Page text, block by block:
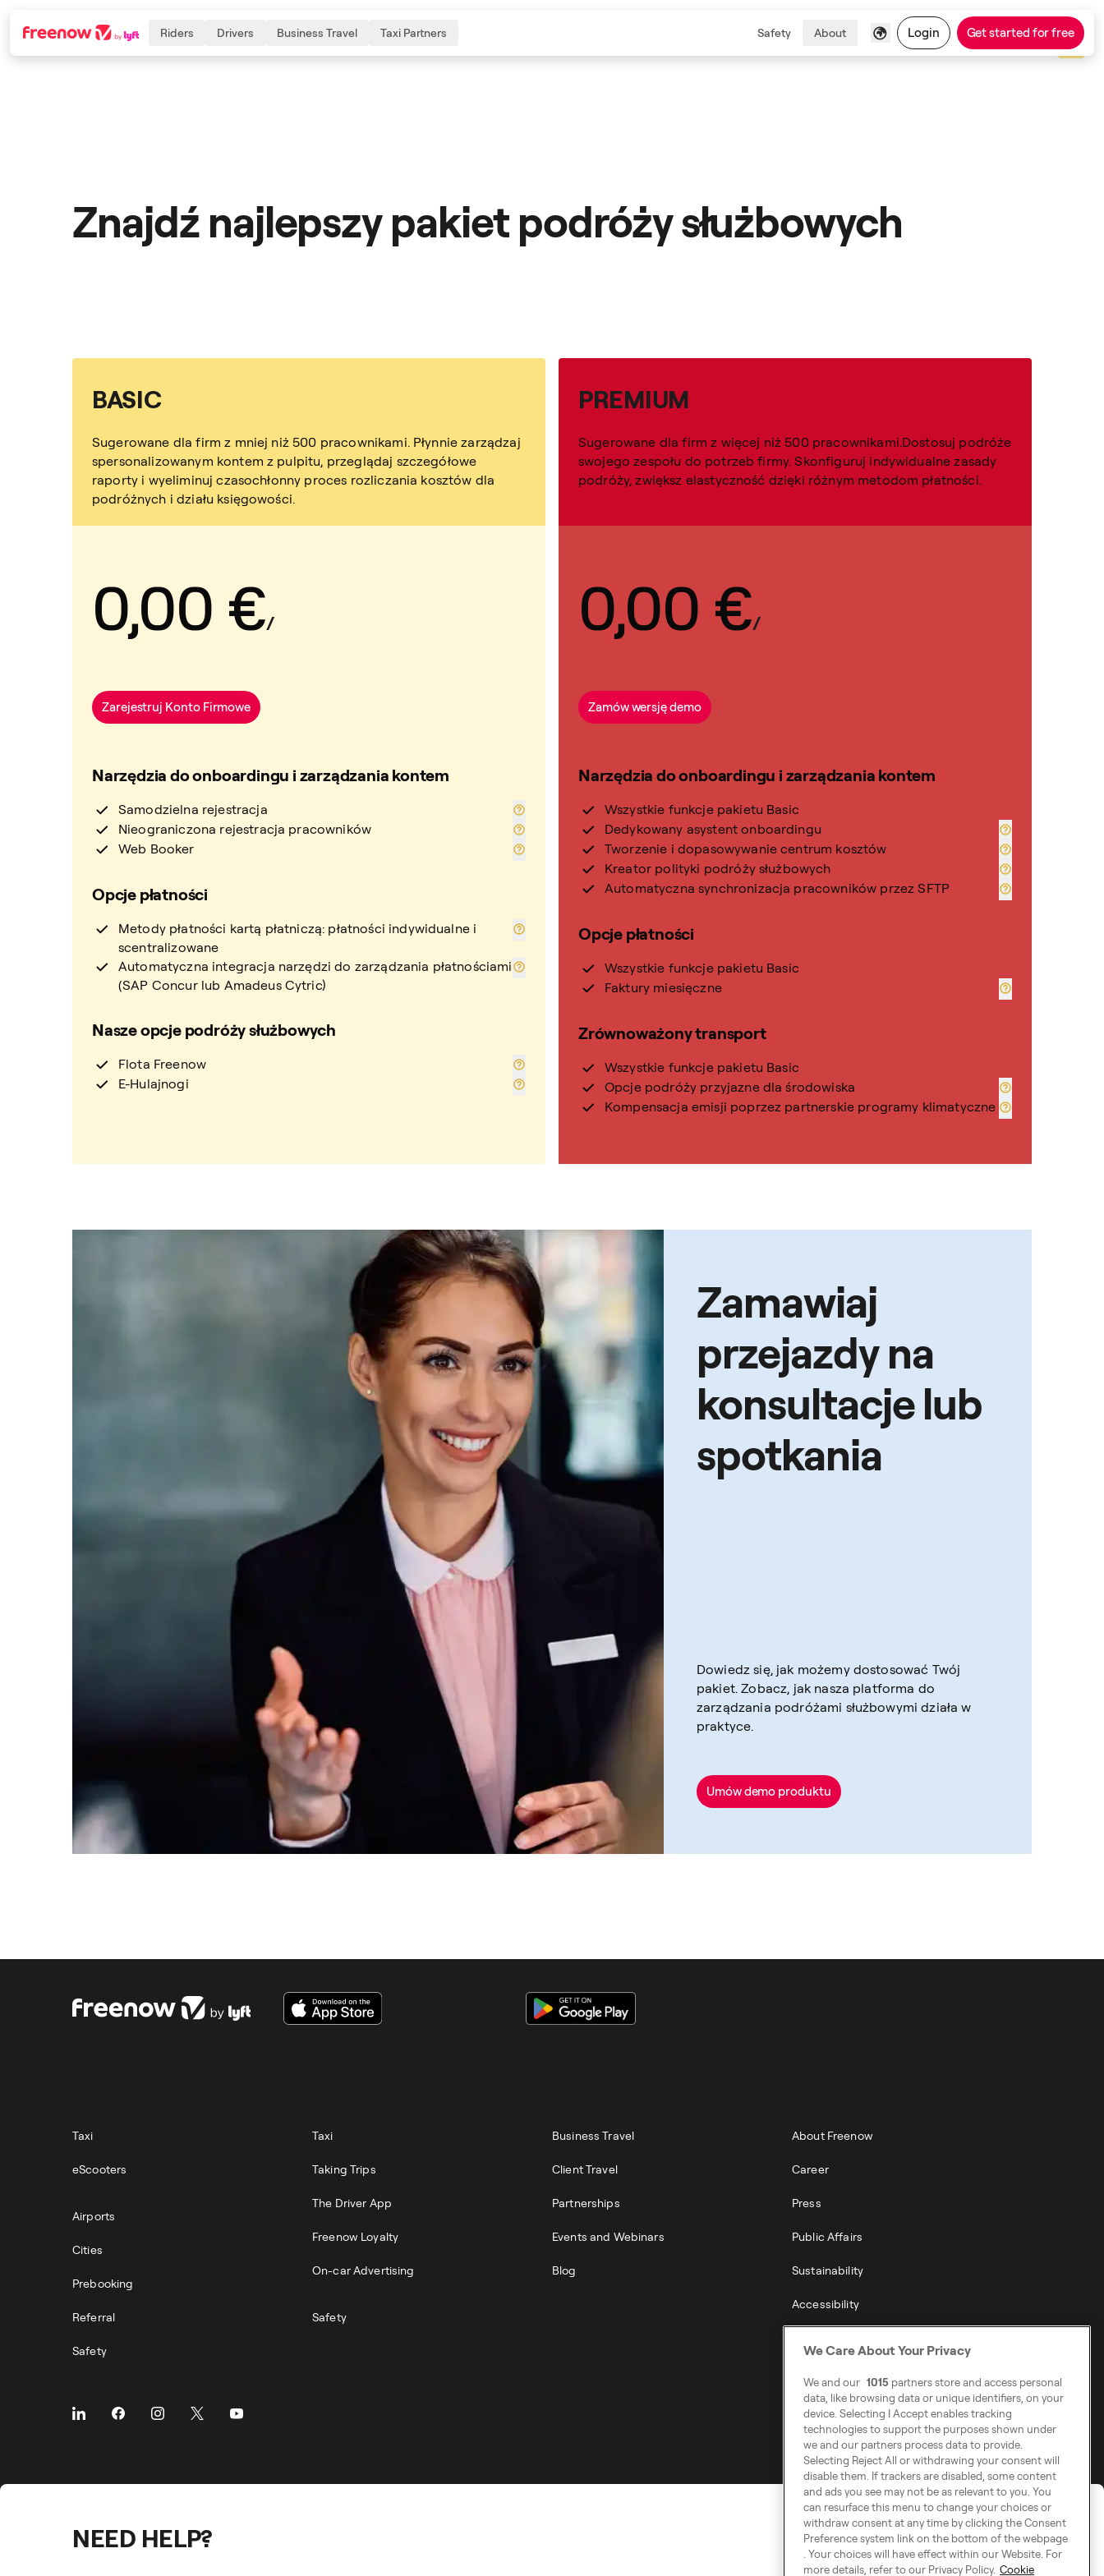
Riders Drivers Business Travel Taxi Partners Safety About Login Get started for free
Znajdź najlepszy pakiet podróży służbowych
BASIC
Sugerowane dla firm z mniej niż 500 pracownikami. Płynnie zarządzaj
spersonalizowanym kontem z pulpitu, przeglądaj szczegółowe
raporty i wyeliminuj czasochłonny proces rozliczania kosztów dla
podróżnych i działu księgowości.
0,00 €/
Zarejestruj Konto Firmowe
Narzędzia do onboardingu i zarządzania kontem
Samodzielna rejestracja
Nieograniczona rejestracja pracowników
Web Booker
Opcje płatności
Metody płatności kartą płatniczą: płatności indywidualne i
scentralizowane
Automatyczna integracja narzędzi do zarządzania płatnościami
(SAP Concur lub Amadeus Cytric)
Nasze opcje podróży służbowych
Flota Freenow
E-Hulajnogi
PREMIUM
Sugerowane dla firm z więcej niż 500 pracownikami.Dostosuj podróże
swojego zespołu do potrzeb firmy. Skonfiguruj indywidualne zasady
podróży, zwiększ elastyczność dzięki różnym metodom płatności.
0,00 €/
Zamów wersję demo
Narzędzia do onboardingu i zarządzania kontem
Wszystkie funkcje pakietu Basic
Dedykowany asystent onboardingu
Tworzenie i dopasowywanie centrum kosztów
Kreator polityki podróży służbowych
Automatyczna synchronizacja pracowników przez SFTP
Opcje płatności
Wszystkie funkcje pakietu Basic
Faktury miesięczne
Zrównoważony transport
Wszystkie funkcje pakietu Basic
Opcje podróży przyjazne dla środowiska
Kompensacja emisji poprzez partnerskie programy klimatyczne
Zamawiaj
przejazdy na
konsultacje lub
spotkania
Dowiedz się, jak możemy dostosować Twój
pakiet. Zobacz, jak nasza platforma do
zarządzania podróżami służbowymi działa w
praktyce.
Umów demo produktu
Taxi
eScooters
Airports
Cities
Prebooking
Referral
Safety
Taxi
Taking Trips
The Driver App
Freenow Loyalty
On-car Advertising
Safety
Business Travel
Client Travel
Partnerships
Events and Webinars
Blog
About Freenow
Career
Press
Public Affairs
Sustainability
Accessibility
NEED HELP?
We Care About Your Privacy
We and our 1015 partners store and access personal
data, like browsing data or unique identifiers, on your
device. Selecting I Accept enables tracking
technologies to support the purposes shown under
we and our partners process data to provide.
Selecting Reject All or withdrawing your consent will
disable them. If trackers are disabled, some content
and ads you see may not be as relevant to you. You
can resurface this menu to change your choices or
withdraw consent at any time by clicking the Consent
Preference system link on the bottom of the webpage
. Your choices will have effect within our Website. For
more details, refer to our Privacy Policy. Cookie